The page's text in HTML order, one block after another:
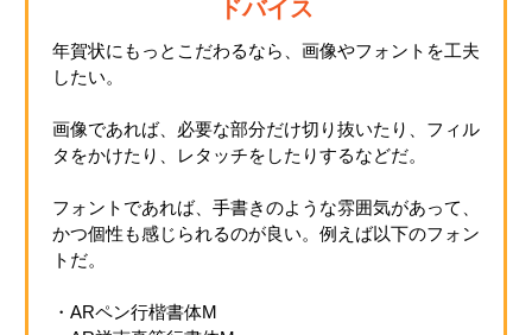
ドバイス
年賀状にもっとこだわるなら、画像やフォントを工夫
したい。
画像であれば、必要な部分だけ切り抜いたり、フィル
タをかけたり、レタッチをしたりするなどだ。
フォントであれば、手書きのような雰囲気があって、
かつ個性も感じられるのが良い。例えば以下のフォン
トだ。
・ARペン行楷書体M